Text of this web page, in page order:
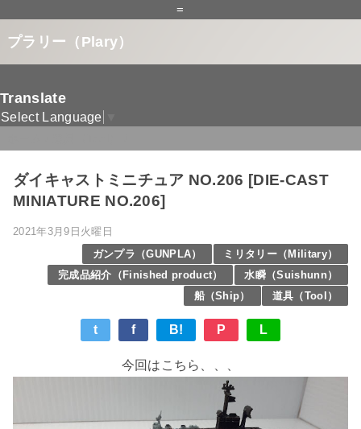
=
プラリー（Plary）
Translate
Select Language
ダイキャストミニチュア NO.206 [DIE-CAST
MINIATURE NO.206]
2021年3月9日火曜日
ガンプラ（GUNPLA）
ミリタリー（Military）
完成品紹介（Finished product）
水瞬（Suishunn）
船（Ship）
道具（Tool）
t f B! P L
今回はこちら、、、